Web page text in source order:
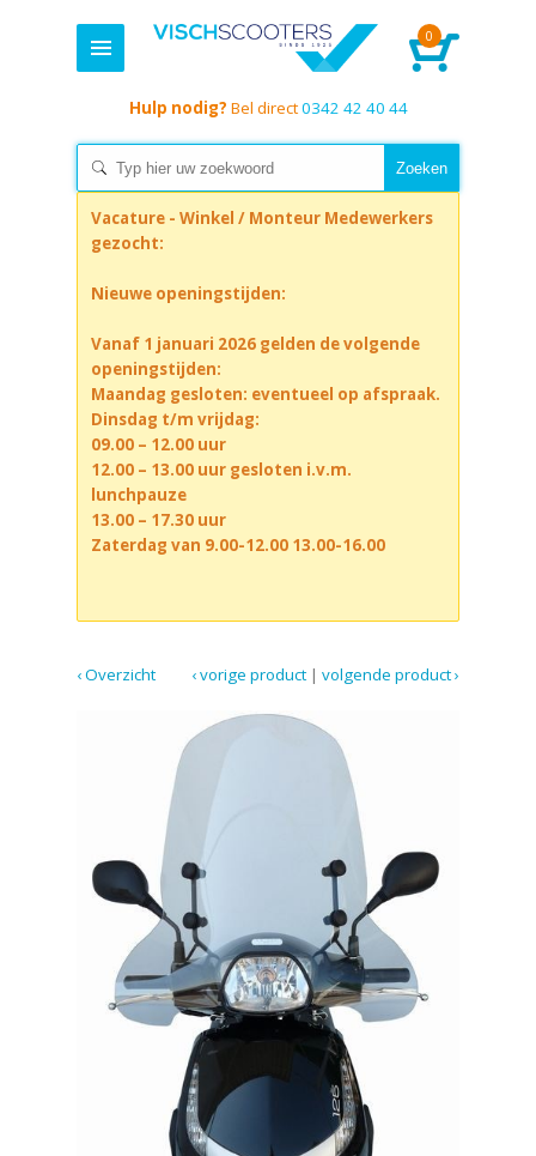
0
Hulp nodig? Bel direct0342 42 40 44
Vacature - Winkel / Monteur Medewerkers
gezocht:
Nieuwe openingstijden:
Vanaf 1 januari 2026 gelden de volgende
openingstijden:
Maandag gesloten: eventueel op afspraak.
Dinsdag t/m vrijdag:
09.00 – 12.00 uur
12.00 – 13.00 uur gesloten i.v.m.
lunchpauze
13.00 – 17.30 uur
Zaterdag van 9.00-12.00 13.00-16.00
‹ Overzicht volgende product ›
|
‹ vorige product